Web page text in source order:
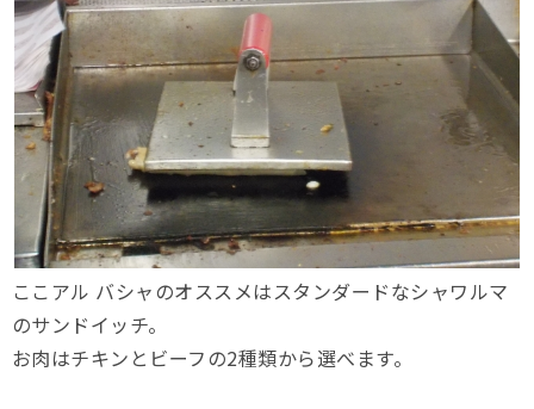
ここアル バシャのオススメはスタンダードなシャワルマ
のサンドイッチ。
お肉はチキンとビーフの2種類から選べます。